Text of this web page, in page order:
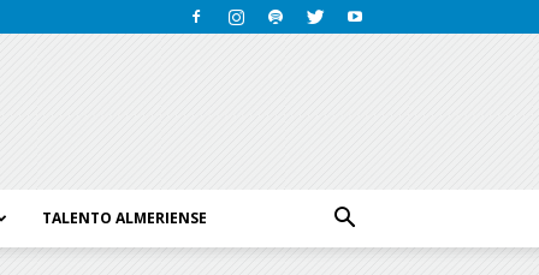
TALENTO ALMERIENSE